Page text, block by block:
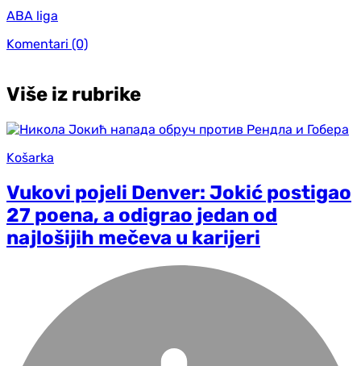
ABA liga
Komentari (0)
Više iz rubrike
Košarka
Vukovi pojeli Denver: Jokić postigao
27 poena, a odigrao jedan od
najlošijih mečeva u karijeri